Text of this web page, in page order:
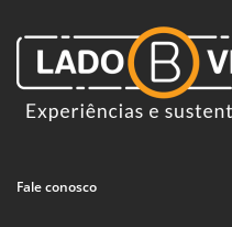
Fale conosco